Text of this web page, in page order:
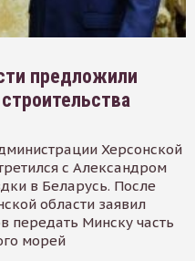
предложили
Херсонской
с Александром
в Беларусь. После
области заявил
передать Минску часть
морей